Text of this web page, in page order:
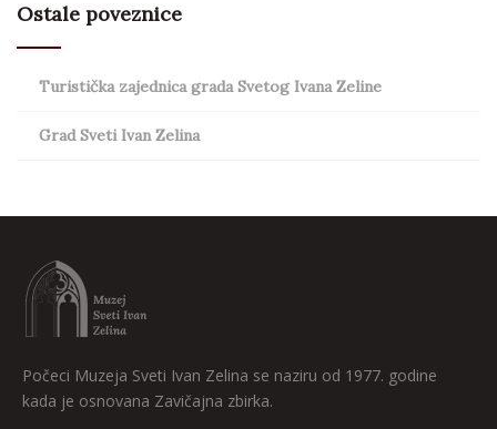
Ostale poveznice
Turistička zajednica grada Svetog Ivana Zeline
Grad Sveti Ivan Zelina
Počeci Muzeja Sveti Ivan Zelina se naziru od 1977. godine
kada je osnovana Zavičajna zbirka.